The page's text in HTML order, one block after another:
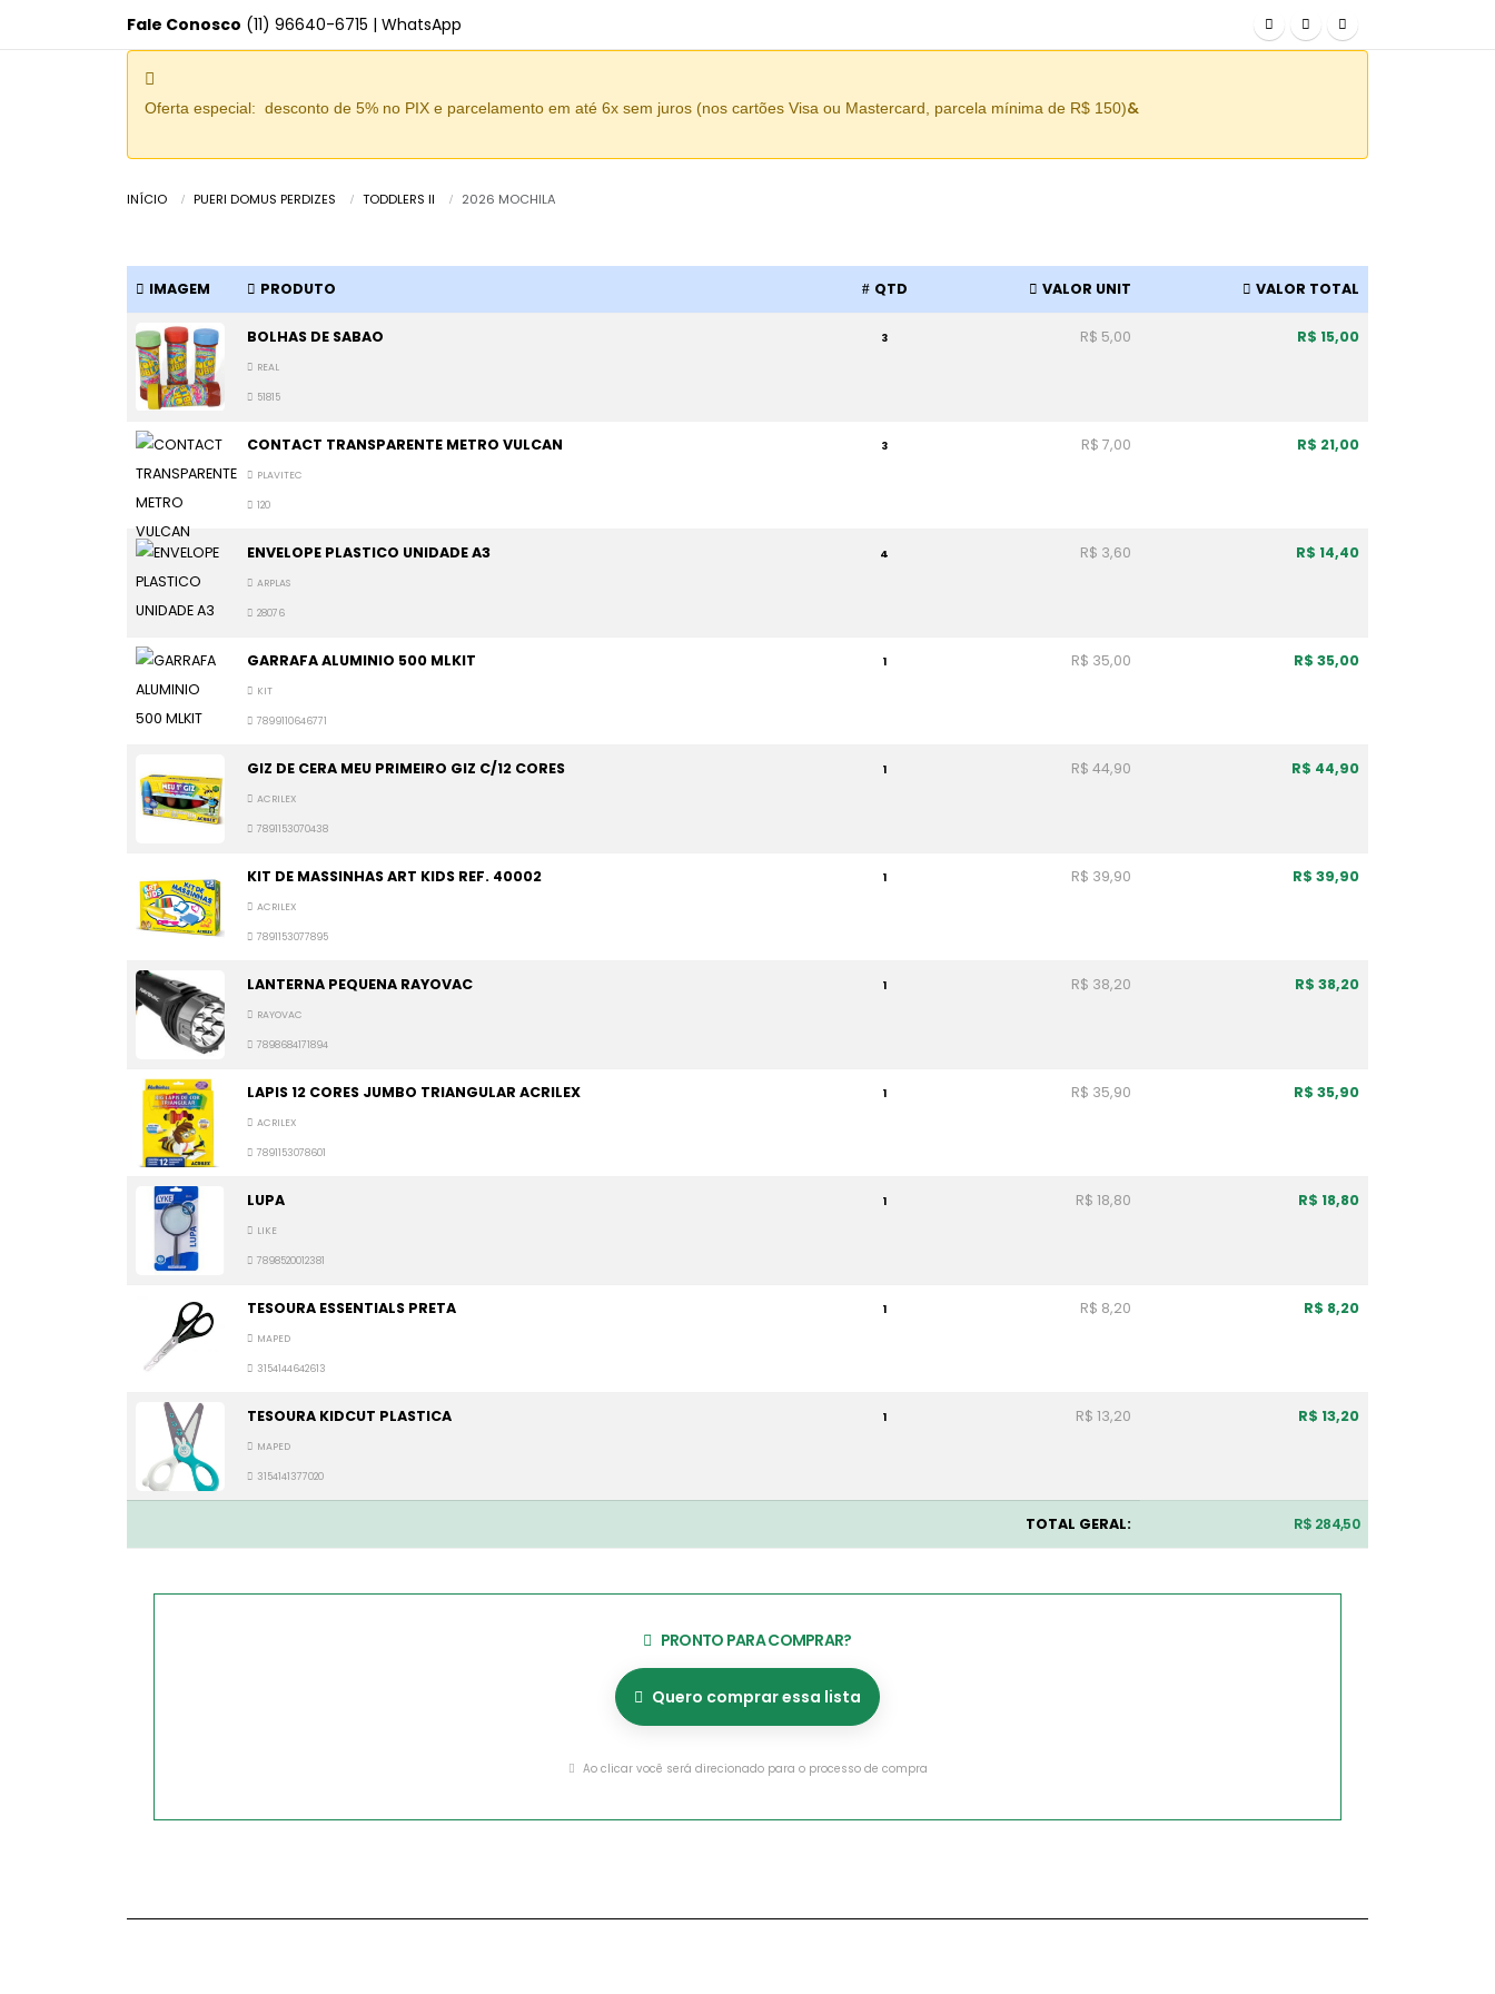
Fale Conosco (11) 96640-6715 | WhatsApp
Oferta especial: desconto de 5% no PIX e parcelamento em até 6x sem juros (nos cartões Visa ou Mastercard, parcela mínima de R$ 150)&
INÍCIO PUERI DOMUS PERDIZES TODDLERS II 2026 MOCHILA
IMAGEM PRODUTO QTD VALOR UNIT VALOR TOTAL
BOLHAS DE SABAO
REAL
51815
3 R$ 5,00 R$ 15,00
CONTACT TRANSPARENTE METRO VULCAN
PLAVITEC
120
3 R$ 7,00 R$ 21,00
ENVELOPE PLASTICO UNIDADE A3
ARPLAS
28076
4 R$ 3,60 R$ 14,40
GARRAFA ALUMINIO 500 MLKIT
KIT
7899110646771
1 R$ 35,00 R$ 35,00
GIZ DE CERA MEU PRIMEIRO GIZ C/12 CORES
ACRILEX
7891153070438
1 R$ 44,90 R$ 44,90
KIT DE MASSINHAS ART KIDS REF. 40002
ACRILEX
7891153077895
1 R$ 39,90 R$ 39,90
LANTERNA PEQUENA RAYOVAC
RAYOVAC
7898684171894
1 R$ 38,20 R$ 38,20
LAPIS 12 CORES JUMBO TRIANGULAR ACRILEX
ACRILEX
7891153078601
1 R$ 35,90 R$ 35,90
LUPA
LIKE
7898520012381
1 R$ 18,80 R$ 18,80
TESOURA ESSENTIALS PRETA
MAPED
3154144642613
1 R$ 8,20 R$ 8,20
TESOURA KIDCUT PLASTICA
MAPED
3154141377020
1 R$ 13,20 R$ 13,20
TOTAL GERAL: R$ 284,50
PRONTO PARA COMPRAR?
Quero comprar essa lista
Ao clicar você será direcionado para o processo de compra